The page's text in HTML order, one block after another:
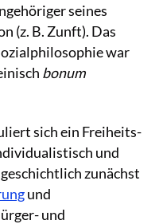
seines
(z. B. Zunft). Das
war
bonum
sich ein Freiheits-
und
zunächst
und
und